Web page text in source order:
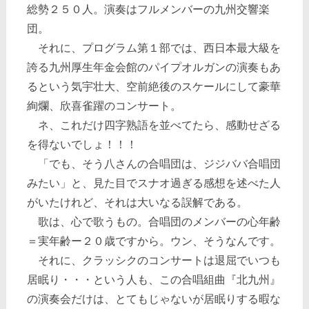
総勢２５０人。演奏はフルメンバーの九州交響楽
団。
それに、プログラム第１部では、西日本最大級を
誇る九州厚生年金会館のパイプオルガンの演奏もあ
るという気宇壮大、空前絶後のスケールにして豪華
絢爛、欣喜雀躍のコンサート。
ネ、これだけ四字熟語を並べてたら、感動せざる
を得ないでしょ！！！
「でも、そう八さんの合唱団は、ジジババ合唱団
みたい」と、見た目でスナオ過ぎる感想を述べた人
がいたけれど、それは大いなる誤解である。
歌は、心で歌うもの。合唱団のメンバーの心年齢
＝実年齢ー２０歳ですから。ウン、そうなんです。
それに、クラッシクのコンサートは退屈でいつも
居眠り・・・という人も、この合唱組曲『北九州』
の演奏会だけは、とてもじゃないが居眠りする暇な